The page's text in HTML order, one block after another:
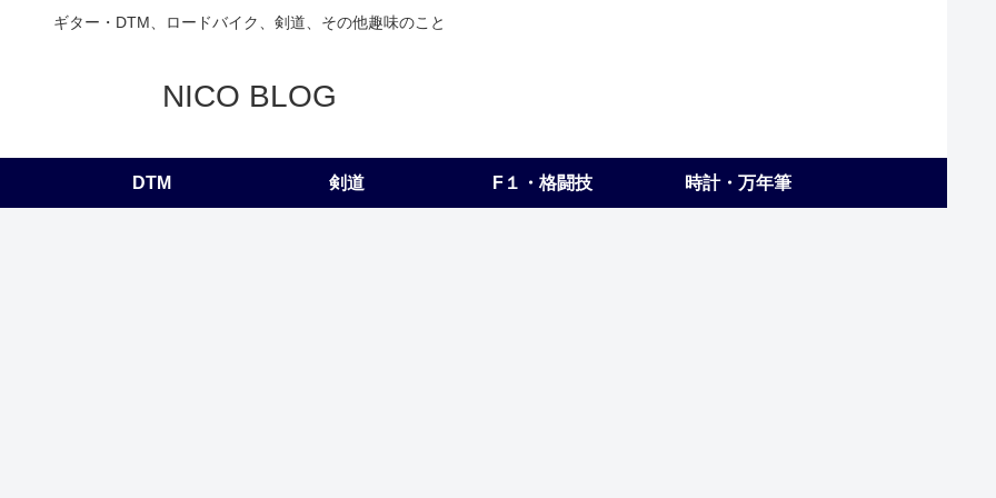
ギター・DTM、ロードバイク、剣道、その他趣味のこと
NICO BLOG
DTM 剣道 F１・格闘技 時計・万年筆